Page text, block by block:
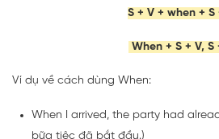
S + V + when + S
When + S + V, S
Ví dụ về cách dùng When:
When I arrived, the party had
bữa tiệc đã bắt đầu.)